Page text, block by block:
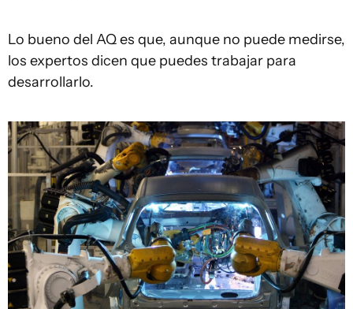
Lo bueno del AQ es que, aunque no puede medirse,
los expertos dicen que puedes trabajar para
desarrollarlo.